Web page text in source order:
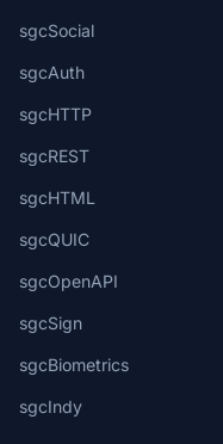
sgcSocial
sgcAuth
sgcHTTP
sgcREST
sgcHTML
sgcQUIC
sgcOpenAPI
sgcSign
sgcBiometrics
sgcIndy